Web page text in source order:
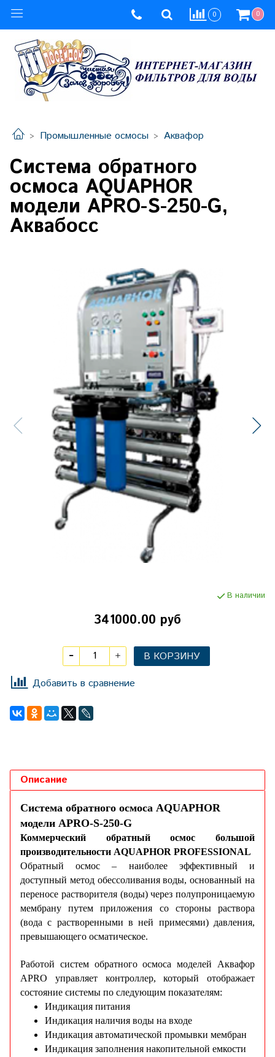
0 0
Промышленные осмосы Аквафор
Система обратного
осмоса AQUAPHOR
модели APRO-S-250-G,
Аквабосс
В наличии
341000.00 руб
В КОРЗИНУ
Добавить в сравнение
Описание
Система обратного осмоса AQUAPHOR
модели APRO-S-250-G
Коммерческий обратный осмос большой
производительности AQUAPHOR PROFESSIONAL
Обратный осмос – наиболее эффективный и
доступный метод обессоливания воды, основанный на
переносе растворителя (воды) через полупроницаемую
мембрану путем приложения со стороны раствора
(вода с растворенными в ней примесями) давления,
превышающего осматическое.
Работой систем обратного осмоса моделей Аквафор
APRO управляет контроллер, который отображает
состояние системы по следующим показателям:
Индикация питания
Индикация наличия воды на входе
Индикация автоматической промывки мембран
Индикация заполнения накопительной емкости